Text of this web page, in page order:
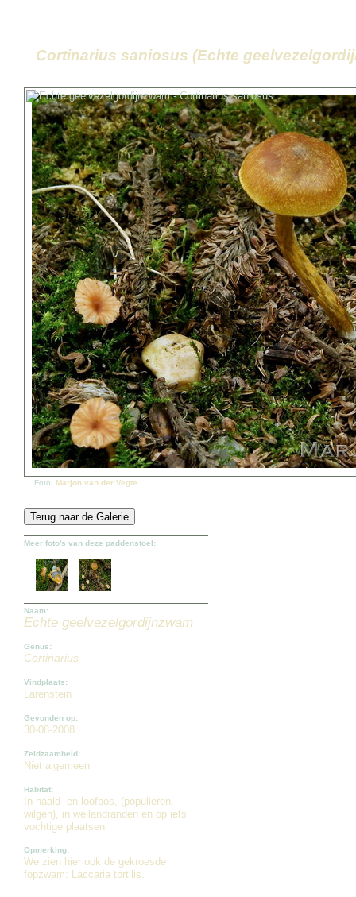
Cortinarius saniosus (Echte
Foto: Marjon van der Vegte
Meer foto's van deze paddenstoel:
Naam:
Echte geelvezelgordijnzwam
Genus:
Cortinarius
Vindplaats:
Larenstein
Gevonden op:
30-08-2008
Zeldzaamheid:
Niet algemeen
Habitat:
In naald- en loofbos, (populieren,
wilgen), in weilandranden en op iets
vochtige plaatsen.
Opmerking:
We zien hier ook de gekroesde
fopzwam: Laccaria tortilis.